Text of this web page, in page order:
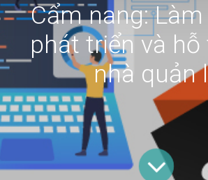
Cẩm nang:
phát triển và
nhà quản